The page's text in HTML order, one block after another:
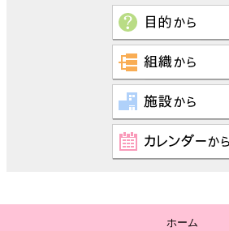
ホーム